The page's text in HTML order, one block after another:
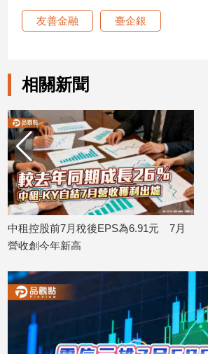
友善金融 臺企銀
相關新聞
中租控股前7月稅後EPS為6.91元 7月
營收創今年新高